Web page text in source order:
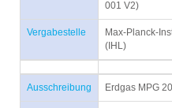
001 V2)
Vergabestelle
Max-Planck-
(IHL)
Ausschreibung Erdgas MPG